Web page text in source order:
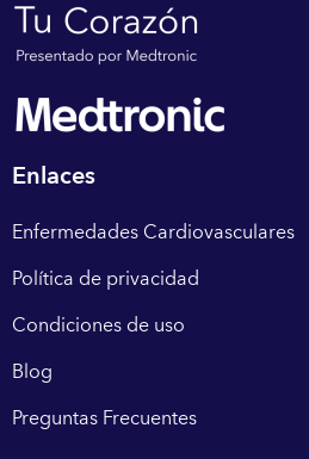
Enlaces
Enfermedades Cardiovasculares
Política de privacidad
Condiciones de uso
Blog
Preguntas Frecuentes